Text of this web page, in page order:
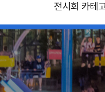
전시회 카테